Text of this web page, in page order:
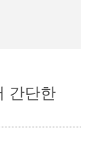
간단한